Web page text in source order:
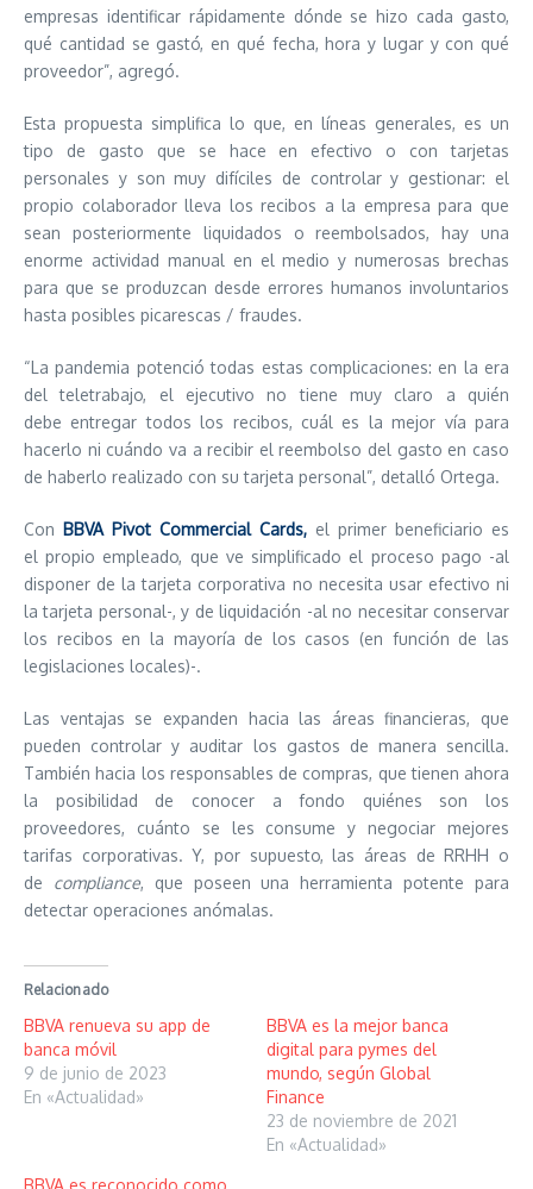
empresas identificar rápidamente dónde se hizo cada gasto,
qué cantidad se gastó, en qué fecha, hora y lugar y con qué
proveedor”, agregó.
Esta propuesta simplifica lo que, en líneas generales, es un
tipo de gasto que se hace en efectivo o con tarjetas
personales y son muy difíciles de controlar y gestionar: el
propio colaborador lleva los recibos a la empresa para que
sean posteriormente liquidados o reembolsados, hay una
enorme actividad manual en el medio y numerosas brechas
para que se produzcan desde errores humanos involuntarios
hasta posibles picarescas / fraudes.
“La pandemia potenció todas estas complicaciones: en la era
del teletrabajo, el ejecutivo no tiene muy claro a quién
debe entregar todos los recibos, cuál es la mejor vía para
hacerlo ni cuándo va a recibir el reembolso del gasto en caso
de haberlo realizado con su tarjeta personal”, detalló Ortega.
Con BBVA Pivot Commercial Cards, el primer beneficiario es
el propio empleado, que ve simplificado el proceso pago -al
disponer de la tarjeta corporativa no necesita usar efectivo ni
la tarjeta personal-, y de liquidación -al no necesitar conservar
los recibos en la mayoría de los casos (en función de las
legislaciones locales)-.
Las ventajas se expanden hacia las áreas financieras, que
pueden controlar y auditar los gastos de manera sencilla.
También hacia los responsables de compras, que tienen ahora
la posibilidad de conocer a fondo quiénes son los
proveedores, cuánto se les consume y negociar mejores
tarifas corporativas. Y, por supuesto, las áreas de RRHH o
de compliance, que poseen una herramienta potente para
detectar operaciones anómalas.
Relacionado
BBVA renueva su app de
banca móvil
9 de junio de 2023
En «Actualidad»
BBVA es la mejor banca
digital para pymes del
mundo, según Global
Finance
23 de noviembre de 2021
En «Actualidad»
BBVA es reconocido como